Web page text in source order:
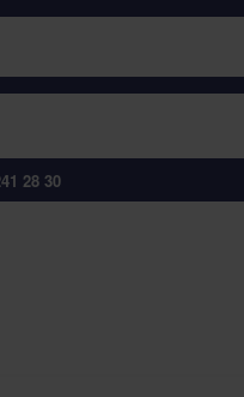
28 30